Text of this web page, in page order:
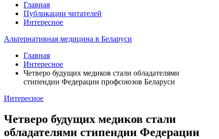
Главная
Публикации читателей
Интересное
Альтернативная медицина в Беларуси
Главная
Интересное
Четверо будущих медиков стали обладателями
стипендии Федерации профсоюзов Беларуси
Интересное
Четверо будущих медиков стали
обладателями стипендии Федерации